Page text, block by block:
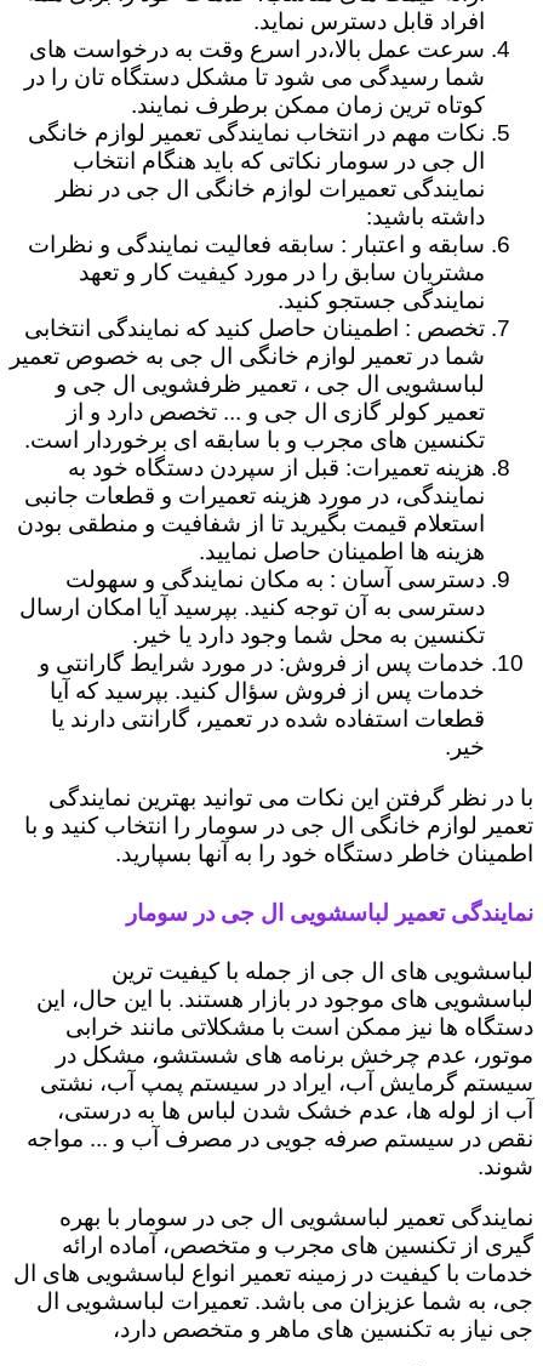
افراد قابل دسترس نماید.
سرعت عمل بالا،در اسرع وقت به درخواست های
شما رسیدگی می شود تا مشکل دستگاه تان را در
کوتاه ترین زمان ممکن برطرف نمایند.
نکات مهم در انتخاب نمایندگی تعمیر لوازم خانگی
ال جی در سومار نکاتی که باید هنگام انتخاب
نمایندگی تعمیرات لوازم خانگی ال جی در نظر
داشته باشید:
سابقه و اعتبار : سابقه فعالیت نمایندگی و نظرات
مشتریان سابق را در مورد کیفیت کار و تعهد
نمایندگی جستجو کنید.
تخصص : اطمینان حاصل کنید که نمایندگی انتخابی
شما در تعمیر لوازم خانگی ال جی به خصوص تعمیر
لباسشویی ال جی ، تعمیر ظرفشویی ال جی و
تعمیر کولر گازی ال جی و ... تخصص دارد و از
تکنسین های مجرب و با سابقه ای برخوردار است.
هزینه تعمیرات: قبل از سپردن دستگاه خود به
نمایندگی، در مورد هزینه تعمیرات و قطعات جانبی
استعلام قیمت بگیرید تا از شفافیت و منطقی بودن
هزینه ها اطمینان حاصل نمایید.
دسترسی آسان : به مکان نمایندگی و سهولت
دسترسی به آن توجه کنید. بپرسید آیا امکان ارسال
تکنسین به محل شما وجود دارد یا خیر.
خدمات پس از فروش: در مورد شرایط گارانتی و
خدمات پس از فروش سؤال کنید. بپرسید که آیا
قطعات استفاده شده در تعمیر، گارانتی دارند یا
خیر.
با در نظر گرفتن این نکات می توانید بهترین نمایندگی
تعمیر لوازم خانگی ال جی در سومار را انتخاب کنید و با
اطمینان خاطر دستگاه خود را به آنها بسپارید.
نمایندگی تعمیر لباسشویی ال جی در سومار
لباسشویی های ال جی از جمله با کیفیت ترین
لباسشویی های موجود در بازار هستند. با این حال، این
دستگاه ها نیز ممکن است با مشکلاتی مانند خرابی
موتور، عدم چرخش برنامه های شستشو، مشکل در
سیستم گرمایش آب، ایراد در سیستم پمپ آب، نشتی
آب از لوله ها، عدم خشک شدن لباس ها به درستی،
نقص در سیستم صرفه جویی در مصرف آب و ... مواجه
شوند.
نمایندگی تعمیر لباسشویی ال جی در سومار با بهره
گیری از تکنسین های مجرب و متخصص، آماده ارائه
خدمات با کیفیت در زمینه تعمیر انواع لباسشویی های ال
جی، به شما عزیزان می باشد. تعمیرات لباسشویی ال
جی نیاز به تکنسین های ماهر و متخصص دارد،